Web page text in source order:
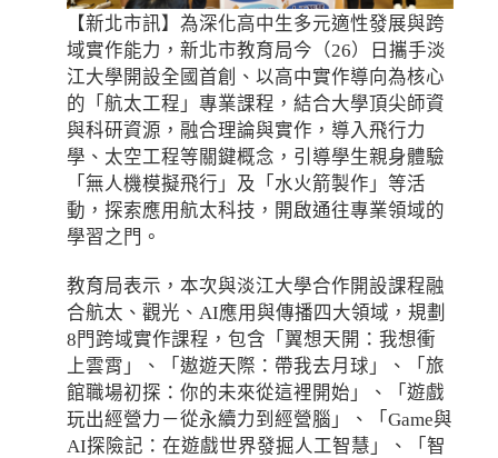
【新北市訊】為深化高中生多元適性發展與跨
域實作能力，新北市教育局今（26）日攜手淡
江大學開設全國首創、以高中實作導向為核心
的「航太工程」專業課程，結合大學頂尖師資
與科研資源，融合理論與實作，導入飛行力
學、太空工程等關鍵概念，引導學生親身體驗
「無人機模擬飛行」及「水火箭製作」等活
動，探索應用航太科技，開啟通往專業領域的
學習之門。
教育局表示，本次與淡江大學合作開設課程融
合航太、觀光、AI應用與傳播四大領域，規劃
8門跨域實作課程，包含「翼想天開：我想衝
上雲霄」、「遨遊天際：帶我去月球」、「旅
館職場初探：你的未來從這裡開始」、「遊戲
玩出經營力－從永續力到經營腦」、「Game與
AI探險記：在遊戲世界發掘人工智慧」、「智